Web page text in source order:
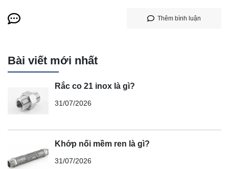
Thêm bình luận
Bài viết mới nhất
Rắc co 21 inox là gì?
31/07/2026
Khớp nối mềm ren là gì?
31/07/2026